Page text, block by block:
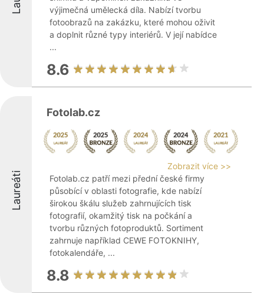
výjimečná umělecká díla. Nabízí tvorbu
fotoobrazů na zakázku, které mohou oživit
a doplnit různé typy interiérů. V její nabídce
...
8.6
Laureáti
Fotolab.cz
Zobrazit více >>
Fotolab.cz patří mezi přední české firmy
působící v oblasti fotografie, kde nabízí
širokou škálu služeb zahrnujících tisk
fotografií, okamžitý tisk na počkání a
tvorbu různých fotoproduktů. Sortiment
zahrnuje například CEWE FOTOKNIHY,
fotokalendáře, ...
8.8